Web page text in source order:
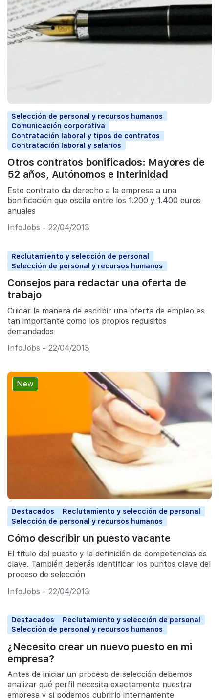
Selección de personal y recursos humanos
Comunicación corporativa
Contratación laboral y tipos de contratos
Contratación laboral y salarios
Otros contratos bonificados: Mayores de
52 años, Autónomos e Interinidad
Este contrato da derecho a la empresa a una
bonificación que oscila entre los 1.200 y 1.400 euros
anuales
InfoJobs - 22/04/2013
Reclutamiento y selección de personal
Selección de personal y recursos humanos
Consejos para redactar una oferta de
trabajo
Cuidar la manera de escribir una oferta de empleo es
tan importante como los propios requisitos
demandados
InfoJobs - 22/04/2013
New
Destacados
Reclutamiento y selección de personal
Selección de personal y recursos humanos
Cómo describir un puesto vacante
El título del puesto y la definición de competencias es
clave. También deberás identificar los puntos clave del
proceso de selección
InfoJobs - 22/04/2013
Destacados
Reclutamiento y selección de personal
Selección de personal y recursos humanos
¿Necesito crear un nuevo puesto en mi
empresa?
Antes de iniciar un proceso de selección debemos
analizar qué perfil necesita exactamente nuestra
empresa y si podemos cubrirlo internamente